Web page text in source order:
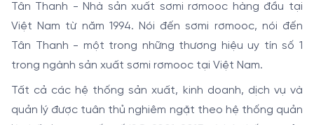
Tân Thanh - Nhà sản xuất sơmi rơmooc hàng đầu tại
Việt Nam từ năm 1994. Nói đến sơmi rơmooc, nói đến
Tân Thanh - một trong những thương hiệu uy tín số 1
trong ngành sản xuất sơmi rơmooc tại Việt Nam.
Tất cả các hệ thống sản xuất, kinh doanh, dịch vụ và
quản lý được tuân thủ nghiêm ngặt theo hệ thống quản